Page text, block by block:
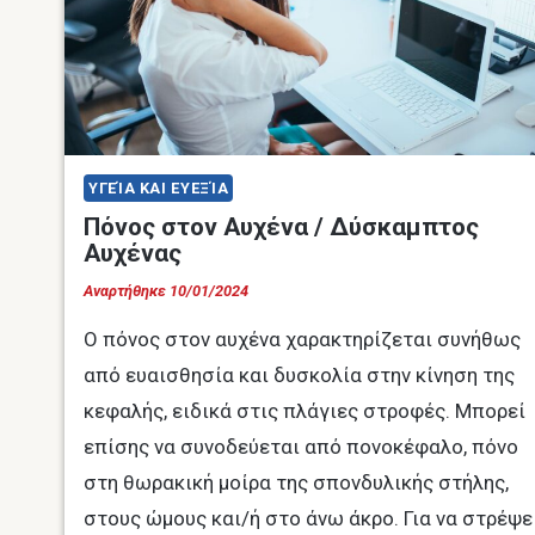
ΥΓΕΊΑ ΚΑΙ ΕΥΕΞΊΑ
Πόνος στον Αυχένα / Δύσκαμπτος
Αυχένας
Αναρτήθηκε 10/01/2024
Ο πόνος στον αυχένα χαρακτηρίζεται συνήθως
από ευαισθησία και δυσκολία στην κίνηση της
κεφαλής, ειδικά στις πλάγιες στροφές. Μπορεί
επίσης να συνοδεύεται από πονοκέφαλο, πόνο
στη θωρακική μοίρα της σπονδυλικής στήλης,
στους ώμους και/ή στο άνω άκρο. Για να